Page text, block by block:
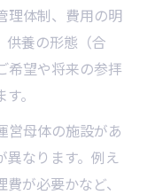
理体制、費用の明
供養の形態（合
希望や将来の参拝
。
営母体の施設があ
異なります。例え
が必要かなど、